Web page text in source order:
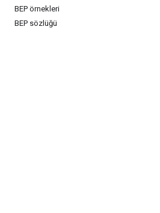
BEP örnekleri
BEP sözlüğü